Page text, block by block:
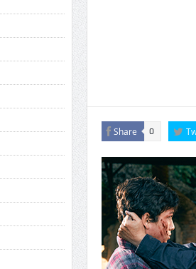
CINEMA×STYLE 286号
CINEMA×STYLE 285号
CINEMA×STYLE 294号
Share 0